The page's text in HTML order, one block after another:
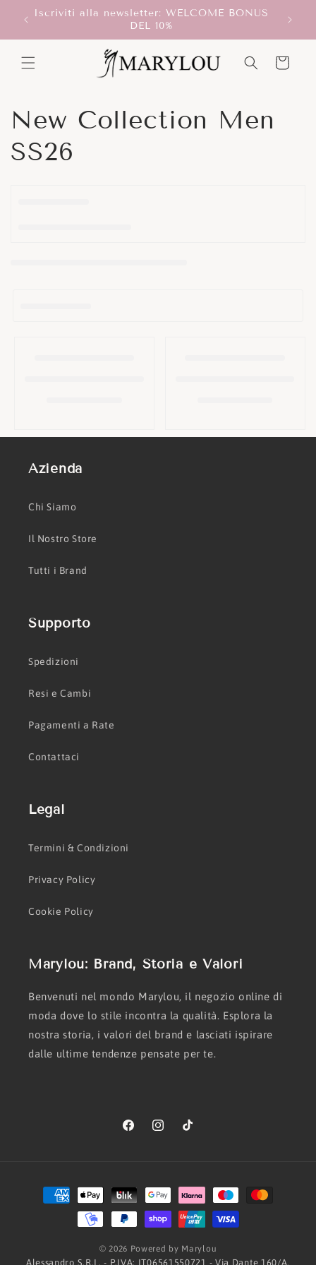
direttamente
Iscriviti alla newsletter: WELCOME BONUS
DEL 10%
Carrello
C
o
:
New Collection Men
SS26
Azienda
Chi Siamo
Il Nostro Store
Tutti i Brand
Supporto
Spedizioni
Resi e Cambi
Pagamenti a Rate
Contattaci
Legal
Termini & Condizioni
Privacy Policy
Cookie Policy
Marylou: Brand, Storia e Valori
Benvenuti nel mondo Marylou, il negozio online di
moda dove lo stile incontra la qualità. Esplora la
nostra storia, i valori del brand e lasciati ispirare
dalle ultime tendenze pensate per te.
FacebookInstagramTikTok
Metodi
di
pagamento
© 2026 Powered by Marylou
Alessandro S.R.L. - P.IVA: IT06561550721 - Via Dante 160/A,